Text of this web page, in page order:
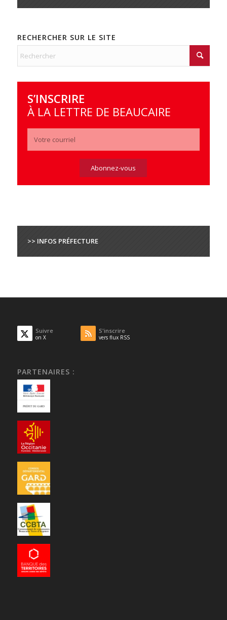
RECHERCHER SUR LE SITE
S’INSCRIRE
À LA LETTRE DE BEAUCAIRE
>> INFOS PRÉFECTURE
Suivre
on X
S'inscrire
vers flux RSS
PARTENAIRES :